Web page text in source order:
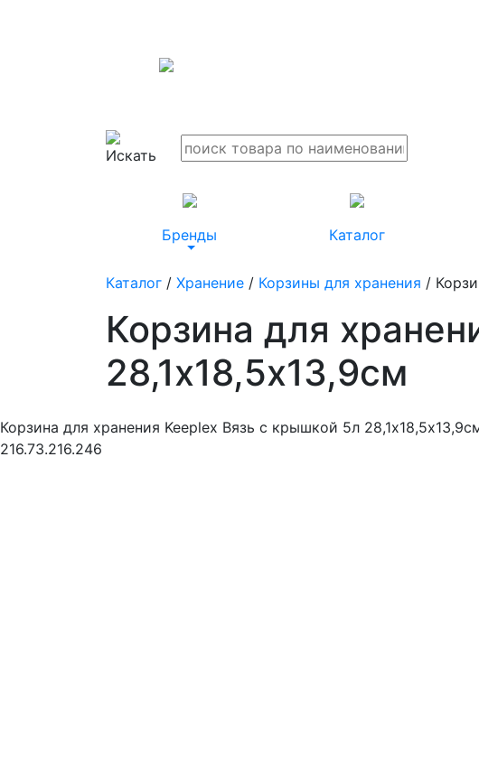
Бренды Каталог
Каталог / Хранение / Корзины для хранения /
Корзина для
28,1х18,5х13,9см
Корзина для хранения Keeplex Вязь с крышкой 5л
216.73.216.246